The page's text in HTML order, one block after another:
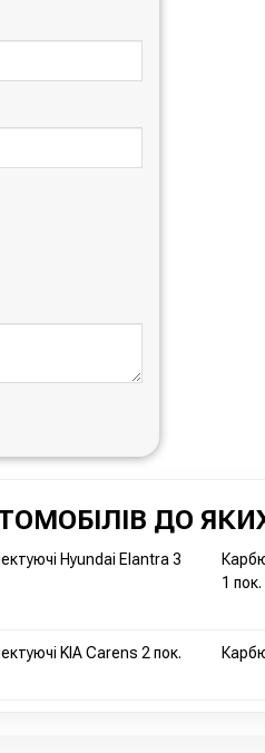
ДО
Hyundai Elantra 3
1 пок.
KIA Carens 2 пок.